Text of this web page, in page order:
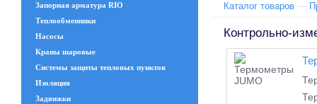
Запорная арматура RIO
Теплообменники
Насосы
Краны шаровые
Системы защиты тепловых пунктов
Изоляция
Задвижки
Каталог товаров —
Контрольно-